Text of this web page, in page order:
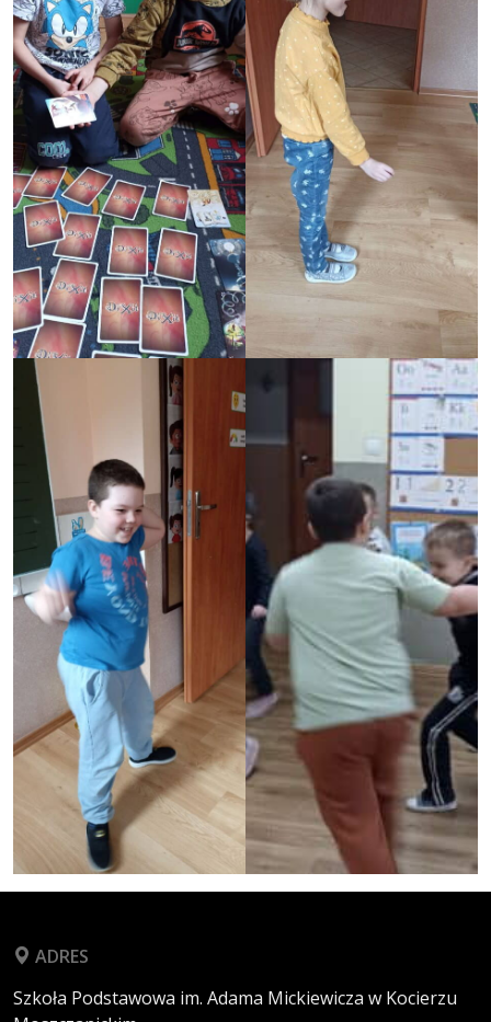
ADRES
Szkoła Podstawowa im. Adama Mickiewicza w Kocierzu